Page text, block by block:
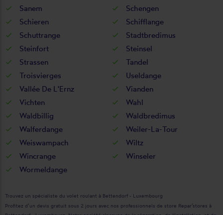
Sanem
Schengen
Schieren
Schifflange
Schuttrange
Stadtbredimus
Steinfort
Steinsel
Strassen
Tandel
Troisvierges
Useldange
Vallée De L'Ernz
Vianden
Vichten
Wahl
Waldbillig
Waldbredimus
Walferdange
Weiler-La-Tour
Weiswampach
Wiltz
Wincrange
Winseler
Wormeldange
Trouvez un spécialiste du volet roulant à Bettendorf - Luxembourg
Profitez d’un devis gratuit sous 2 jours avec nos professionnels de store Repar’stores à